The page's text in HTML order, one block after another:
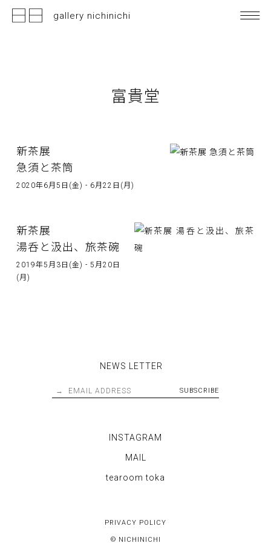
gallery nichinichi
富貴堂
新茶展
急須と茶筒
2020年6月5日(金) - 6月22日(月)
新茶展
湯呑と汲出、旅茶碗
2019年5月3日(金) - 5月20日
(月)
NEWS LETTER
INSTAGRAM
MAIL
tearoom toka
PRIVACY POLICY
© NICHINICHI